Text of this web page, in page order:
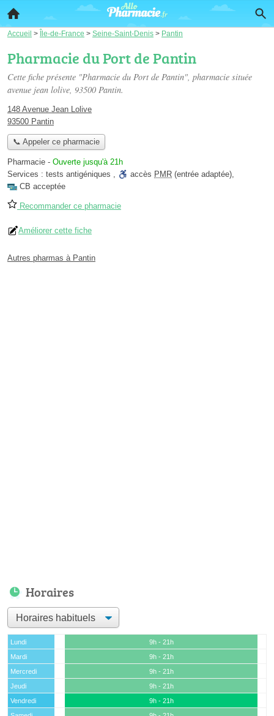
Accueil > Île-de-France > Seine-Saint-Denis > Pantin
Pharmacie du Port de Pantin
Cette fiche présente "Pharmacie du Port de Pantin", pharmacie située
avenue jean lolive, 93500 Pantin.
148 Avenue Jean Lolive
93500 Pantin
📞 Appeler ce pharmacie
Pharmacie - Ouverte jusqu'à 21h
Services : tests antigéniques , accès PMR (entrée adaptée),
CB acceptée
Recommander ce pharmacie
Améliorer cette fiche
Autres pharmas à Pantin
Horaires
Lundi
9h - 21h
Mardi
9h - 21h
Mercredi
9h - 21h
Jeudi
9h - 21h
Vendredi
9h - 21h